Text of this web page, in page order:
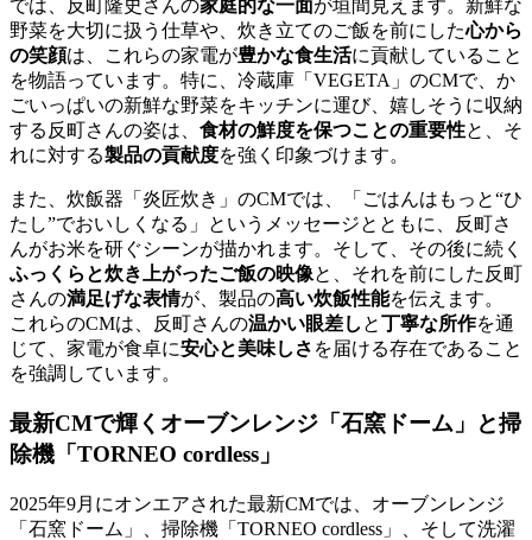
では、反町隆史さんの家庭的な一面が垣間見えます。新鮮な
野菜を大切に扱う仕草や、炊き立てのご飯を前にした心から
の笑顔は、これらの家電が豊かな食生活に貢献していること
を物語っています。特に、冷蔵庫「VEGETA」のCMで、か
ごいっぱいの新鮮な野菜をキッチンに運び、嬉しそうに収納
する反町さんの姿は、 食材の鮮度を保つことの重要性と、そ
れに対する製品の貢献度を強く印象づけます。
また、炊飯器「炎匠炊き」のCMでは、「ごはんはもっと“ひ
たし”でおいしくなる」というメッセージとともに、反町さ
んがお米を研ぐシーンが描かれます。そして、その後に続く
ふっくらと炊き上がったご飯の映像と、それを前にした反町
さんの満足げな表情が、製品の高い炊飯性能を伝えます。
これらのCMは、反町さんの温かい眼差し と丁寧な所作を通
じて、家電が食卓に安心と美味しさ を届ける存在であること
を強調しています。
最新CMで輝くオーブンレンジ「石窯ドーム」と掃
除機「TORNEO cordless」
2025年9月にオンエアされた最新CMでは、オーブンレンジ
「石窯ドーム」、掃除機「TORNEO cordless」、そして洗濯